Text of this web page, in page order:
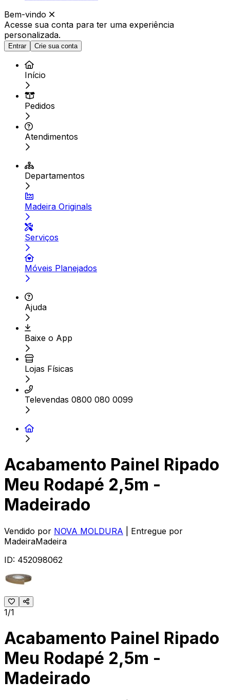
Bem-vindo
Acesse sua conta para ter uma experiência
personalizada.
Entrar Crie sua conta
Início
Pedidos
Atendimentos
Departamentos
Madeira Originals
Serviços
Móveis Planejados
Ajuda
Baixe o App
Lojas Físicas
Televendas 0800 080 0099
Acabamento Painel Ripado
Meu Rodapé 2,5m -
Madeirado
Vendido por NOVA MOLDURA
| Entregue por
MadeiraMadeira
ID: 452098062
1/1
Acabamento Painel Ripado
Meu Rodapé 2,5m -
Madeirado